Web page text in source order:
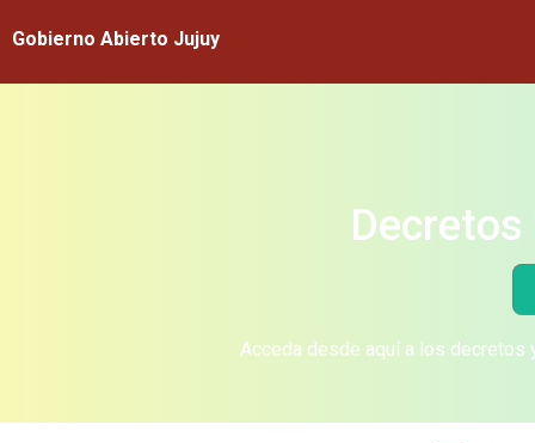
Gobierno Abierto Jujuy
Acceda desde aquí a los